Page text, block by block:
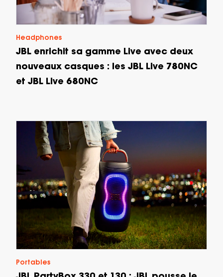
Headphones
JBL enrichit sa gamme Live avec deux
nouveaux casques : les JBL Live 780NC
et JBL Live 680NC
Portables